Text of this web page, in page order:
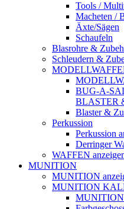
Tools /
Macheten /
Äxte/Sägen
Schaufeln
Blasrohre &
Schleudern &
BUG-A-
BLASTER
Blaster &
Perkussion
Perkussion
Derringer
WAFFEN
MUNITION
MUNITION
MUNITION
MUNITION